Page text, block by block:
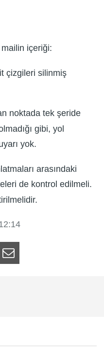
içeriği:
çizgileri silinmiş
noktada tek şeride
gibi, yol
yok.
arasındaki
de kontrol edilmeli.